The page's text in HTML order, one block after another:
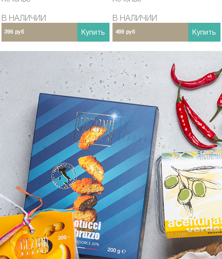
В НАЛИЧИИ
396 руб Купить
В НАЛИЧИИ
499 руб Купить